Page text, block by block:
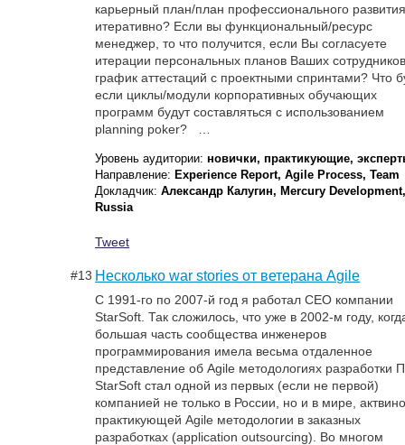
карьерный план/план профессионального
итеративно? Если вы функциональный/ресурс
менеджер, то что получится, если Вы согласуете
итерации персональных планов Ваших
график аттестаций с проектными спринтами? Что
если циклы/модули корпоративных обучающих
программ будут составляться с использованием
planning poker? …
Уровень аудитории:новички, практикующие,
Направление:Experience Report, Agile Process, Team
Докладчик:Александр Калугин, Mercury
Russia
Tweet
#13 Несколько war stories от ветерана Agile
С 1991-го по 2007-й год я работал CEO компании
StarSoft. Так сложилось, что уже в 2002-м году,
большая часть сообщества инженеров
программирования имела весьма отдаленное
представление об Agile методологиях разработки
StarSoft стал одной из первых (если не первой)
компанией не только в России, но и в мире,
практикующей Agile методологии в заказных
разработках (application outsourcing). Во многом